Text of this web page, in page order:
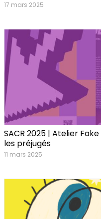
17 mars 2025
SACR 2025 | Atelier
les préjugés
11 mars 2025